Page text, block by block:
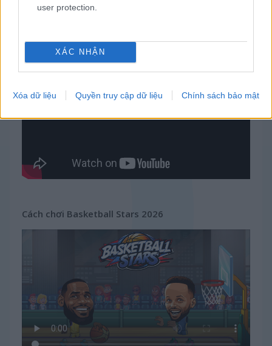
user protection.
XÁC NHẬN
Xóa dữ liệu Quyền truy cập dữ liệu Chính sách bảo mật
Video gameplay
Cách chơi Basketball Stars 2026